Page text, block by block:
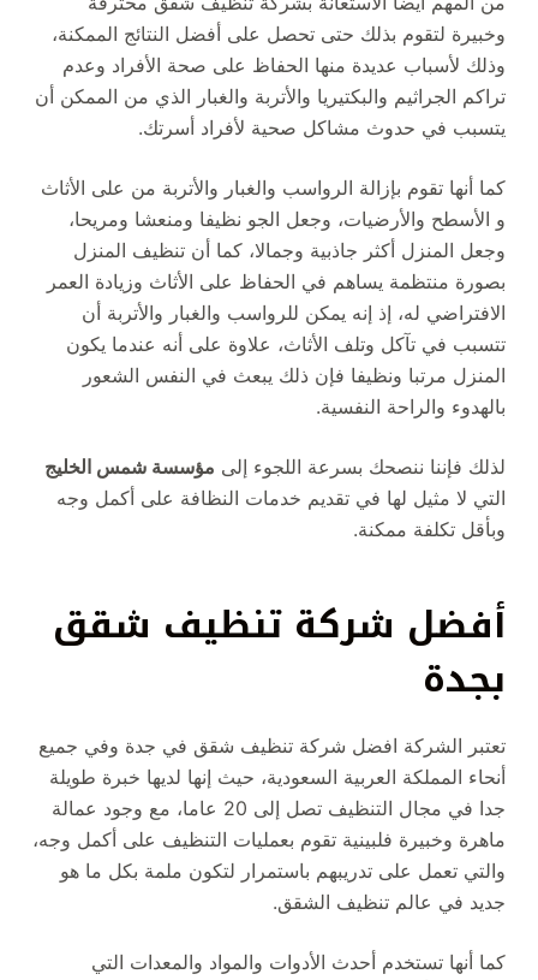
وخبيرة لتقوم بذلك حتى تحصل على أفضل النتائج الممكنة،
وذلك لأسباب عديدة منها الحفاظ على صحة الأفراد وعدم
تراكم الجراثيم والبكتيريا والأتربة والغبار الذي من الممكن أن
يتسبب في حدوث مشاكل صحية لأفراد أسرتك.
كما أنها تقوم بإزالة الرواسب والغبار والأتربة من على الأثاث
و الأسطح والأرضيات، وجعل الجو نظيفا ومنعشا ومريحا،
وجعل المنزل أكثر جاذبية وجمالا، كما أن تنظيف المنزل
بصورة منتظمة يساهم في الحفاظ على الأثاث وزيادة العمر
الافتراضي له، إذ إنه يمكن للرواسب والغبار والأتربة أن
تتسبب في تآكل وتلف الأثاث، علاوة على أنه عندما يكون
المنزل مرتبا ونظيفا فإن ذلك يبعث في النفس الشعور
بالهدوء والراحة النفسية.
لذلك فإننا ننصحك بسرعة اللجوء إلى مؤسسة شمس الخليج
التي لا مثيل لها في تقديم خدمات النظافة على أكمل وجه
وبأقل تكلفة ممكنة.
أفضل شركة تنظيف شقق
بجدة
تعتبر الشركة افضل شركة تنظيف شقق في جدة وفي جميع
أنحاء المملكة العربية السعودية، حيث إنها لديها خبرة طويلة
جدا في مجال التنظيف تصل إلى 20 عاما، مع وجود عمالة
ماهرة وخبيرة فلبينية تقوم بعمليات التنظيف على أكمل وجه،
والتي تعمل على تدريبهم باستمرار لتكون ملمة بكل ما هو
جديد في عالم تنظيف الشقق.
كما أنها تستخدم أحدث الأدوات والمواد والمعدات التي